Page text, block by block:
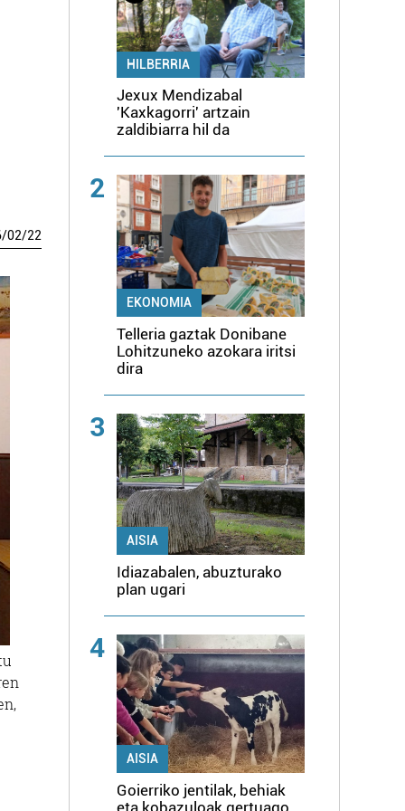
/02/22
HILBERRIA
Jexux Mendizabal
'Kaxkagorri' artzain
zaldibiarra hil da
2
EKONOMIA
Telleria gaztak Donibane
Lohitzuneko azokara iritsi
dira
3
AISIA
Idiazabalen, abuzturako
plan ugari
4
AISIA
Goierriko jentilak, behiak